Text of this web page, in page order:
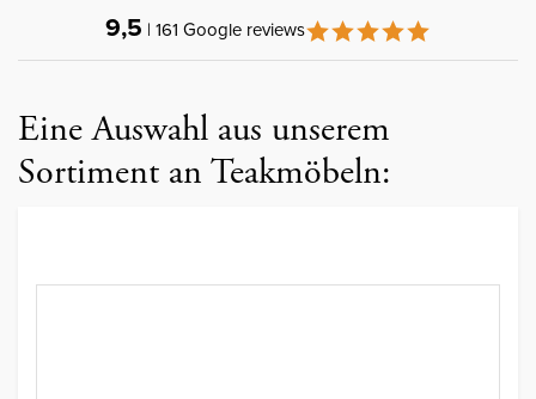
9,5 | 161 Google reviews
Eine Auswahl aus unserem
Sortiment an Teakmöbeln: